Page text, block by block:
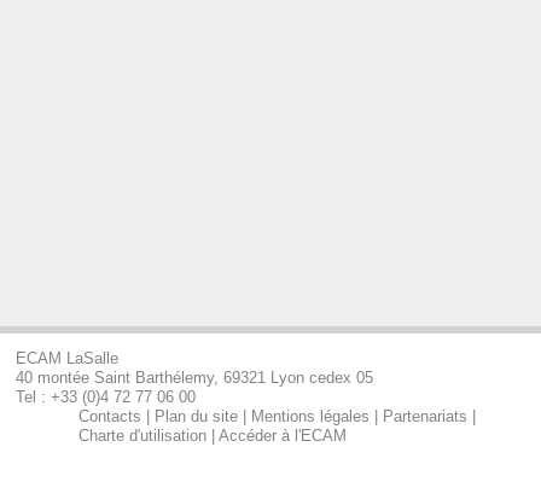
ECAM LaSalle
40 montée Saint Barthélemy, 69321 Lyon cedex 05
Tel : +33 (0)4 72 77 06 00
Contacts
Plan du site Mentions légales Partenariats
Charte d'utilisation
Accéder à l'ECAM